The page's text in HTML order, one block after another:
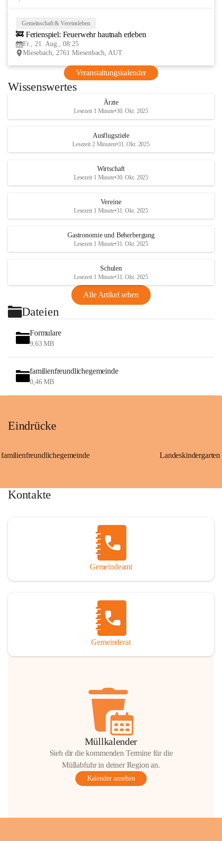
Gemeinschaft & Vereinsleben
🚒 Ferienspiel: Feuerwehr hautnah erleben
Fr., 21. Aug., 08:25
Miesebach, 2761 Miesenbach, AUT
Veranstaltungskalender
Wissenswertes
Ärzte
Lesezeit 1 Minute•30. Okt. 2025
Ausflugsziele
Lesezeit 2 Minuten•31. Okt. 2025
Wirtschaft
Lesezeit 1 Minute•30. Okt. 2025
Vereine
Lesezeit 1 Minute•31. Okt. 2025
Gastronomie und Beherbergung
Lesezeit 1 Minute•31. Okt. 2025
Schulen
Lesezeit 1 Minute•31. Okt. 2025
Alle Artikel sehen
Dateien
Formulare
9,63 MB
familienfreundlichegemeinde
0,46 MB
Eindrücke
familienfreundlichegemeinde
Kontakte
Gemeindeamt
Gemeinderat
Müllkalender
Sieh dir die kommenden Termine für die
Müllabfuhr in deiner Region an.
Kalender ansehen